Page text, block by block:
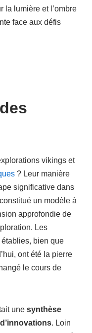
la lumière et l’ombre
face aux défis
vikings et
? Leur manière
significative dans
un modèle à
approfondie de
Les
bien que
ont été la pierre
le cours de
une synthèse
. Loin